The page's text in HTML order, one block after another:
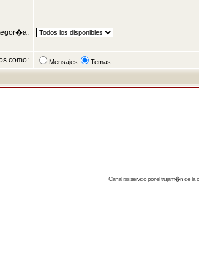
como: Mensajes Temas
Canalrssservido por eltrujam�nde la